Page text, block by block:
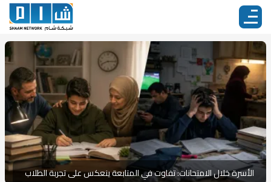
الأسرة خلال الامتحانات: تفاوت في المتابعة ينعكس على تجربة الطلاب